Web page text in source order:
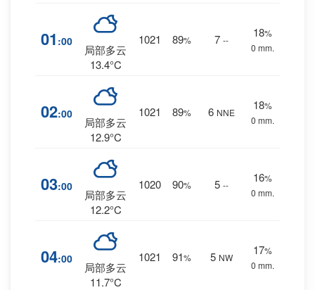
01 :00
局部多云
13.4°C
1021 89% 7 --
18%
0 mm.
02:00
局部多云
12.9°C
1021 89% 6 NNE
18%
0 mm.
03:00
局部多云
12.2°C
1020 90% 5 --
16%
0 mm.
04:00
局部多云
11.7°C
1021 91% 5 NW
17%
0 mm.